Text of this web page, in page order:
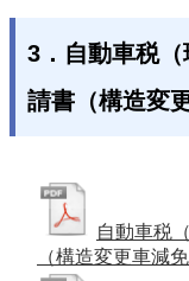
3．自動車税
請書（構造変
自動車税
（構造変更車減免